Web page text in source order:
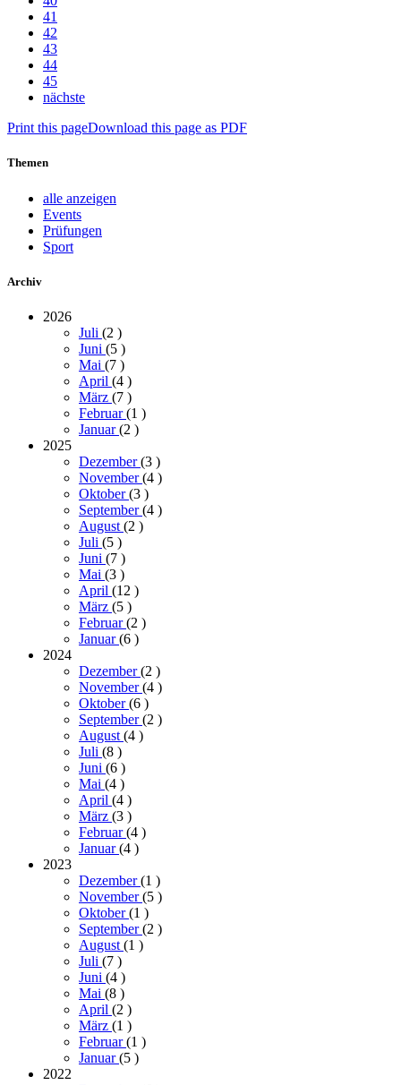
41
42
43
44
45
nächste
Print this pageDownload this page as PDF
Themen
alle anzeigen
Events
Prüfungen
Sport
Archiv
2026
Juli (2 )
Juni (5 )
Mai (7 )
April (4 )
März (7 )
Februar(1 )
Januar(2 )
2025
Dezember(3 )
November(4 )
Oktober(3 )
September(4 )
August (2 )
Juli (5 )
Juni (7 )
Mai (3 )
April (12 )
März (5 )
Februar(2 )
Januar(6 )
2024
Dezember(2 )
November(4 )
Oktober(6 )
September(2 )
August (4 )
Juli (8 )
Juni (6 )
Mai (4 )
April (4 )
März (3 )
Februar(4 )
Januar(4 )
2023
Dezember(1 )
November(5 )
Oktober(1 )
September(2 )
August (1 )
Juli (7 )
Juni (4 )
Mai (8 )
April (2 )
März (1 )
Februar(1 )
Januar(5 )
2022